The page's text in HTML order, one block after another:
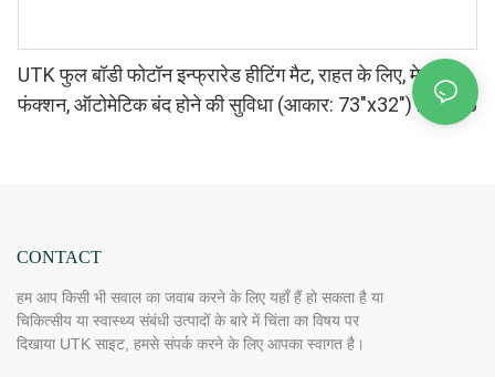
UTK फुल बॉडी फोटॉन इन्फ्रारेड हीटिंग मैट, राहत के लिए, मेमोरी
फंक्शन, ऑटोमेटिक बंद होने की सुविधा (आकार: 73″x32″) H12G3
CONTACT
हम आप किसी भी सवाल का जवाब करने के लिए यहाँ हैं हो सकता है या
चिकित्सीय या स्वास्थ्य संबंधी उत्पादों के बारे में चिंता का विषय पर
दिखाया UTK साइट, हमसे संपर्क करने के लिए आपका स्वागत है।